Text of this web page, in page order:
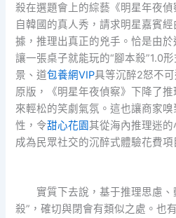
殺在選題會上的綜藝《明星年夜
自韓國的真人秀，請求明星嘉賓
據，推理出真正的兇手。恰是由於
讓一張桌子就能玩的“腳本殺”1.0
景、道包養網VIP具等沉醉2怒不
原版，《明星年夜偵察》下降了
來輕松的笑劇氣氛。這也讓商家
性，令甜心花園其從海內推理迷
成為民眾社交的沉醉式體驗花費項
實質下去說，基于推理思慮、
殺”，確切與閉會有類似之處。也